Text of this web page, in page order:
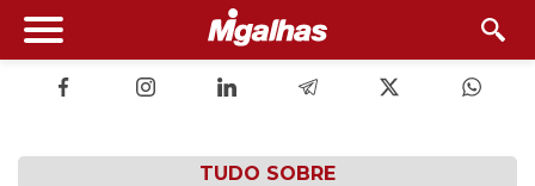
TUDO SOBRE